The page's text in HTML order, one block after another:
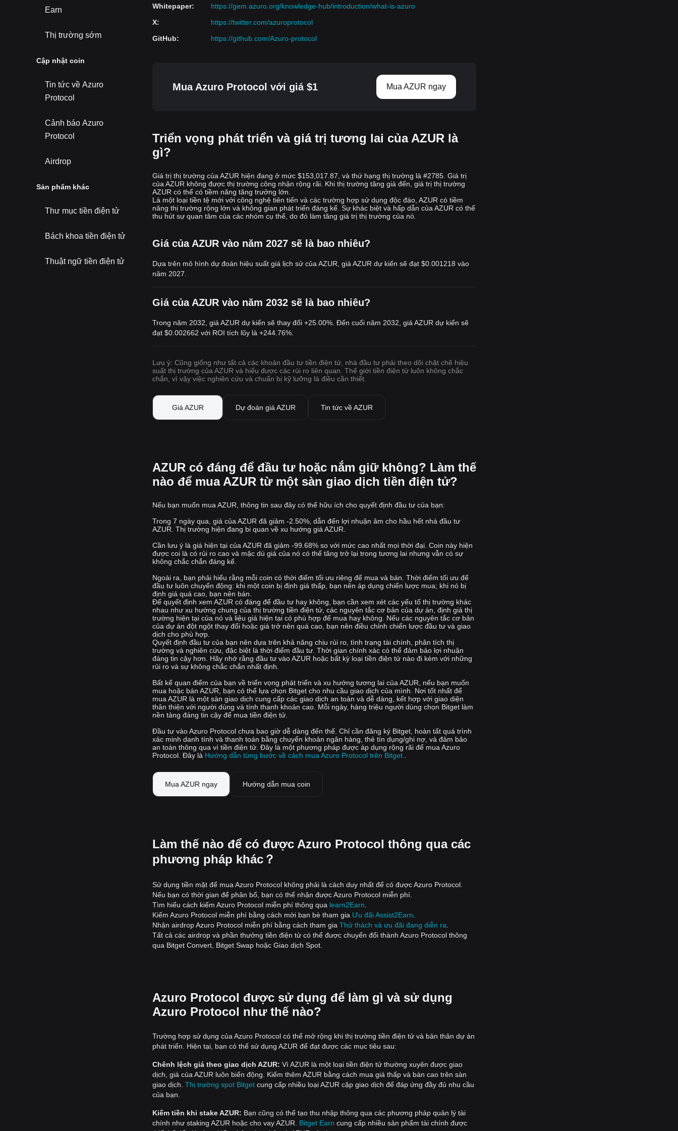
Earn
Thị trường sớm
Cập nhật coin
Tin tức về Azuro
Protocol
Cảnh báo Azuro
Protocol
Airdrop
Sản phẩm khác
Thư mục tiền điện tử
Bách khoa tiền điện tử
Thuật ngữ tiền điện tử
vào kết quả mà không cần nạp tiền vào nền tảng tập trung. Tiền
sự kiện được giải quyết.
4.Tỷ lệ cược và tăng cường: Tỷ lệ cược được tính toán động bằng
Bằng cách sử dụng hợp đồng thông minh và cơ chế tạo lập thị
trường tự động, Azuro đảm bảo rằng tất cả các giao dịch đều minh
Token AZUR là gì?
người tham gia, bao gồm nhà cung cấp thanh khoản, người đặt
cược, nhà cung cấp dữ liệu và nhà phát triển. Token AZUR rất cần
thiết cho việc quản trị phi tập trung của giao thức, cho phép người
nắm giữ bỏ phiếu về các quyết định quan trọng, đề xuất thay đổi và
ảnh hưởng đến hướng đi tương lai của nền tảng thông qua Azuro
Ngoài quản trị, token AZUR được sử dụng như một ưu đãi cho nhà
hoặc nắm giữ token AZUR, những người tham gia này có thể kiếm
được tạo ra bởi thị trường dự đoán trên Azuro.
Azuro DAO là gì?
DAO đảm bảo rằng giao thức vẫn được cộng đồng điều hành và các
quyết định được đưa ra một cách minh bạch, phi tập trung. Azuro
DAO quản lý:
về các đề xuất quản trị liên quan đến hoạt động của giao thức,
●
Quản lý ngân quỹ: Azuro DAO sẽ giám sát ngân quỹ của giao
thức, quyết định cách phân bổ và đầu tư quỹ để đảm bảo tính bền
vững lâu dài của dự án.
Bằng cách cho phép quản trị phi tập trung thông qua Azuro DAO,
thích của cộng đồng, đảm bảo thành công và tính bền vững lâu dài.
Whitepaper:
https://gem.azuro.org/knowledge-hub/introduction/what-is-azuro
X:
https://twitter.com/azuroprotocol
GitHub: https://github.com/Azuro-protocol
Mua Azuro Protocol với giá $1 Mua AZUR ngay
Triển vọng phát triển và giá trị tương lai của AZUR là
gì?
Giá trị thị trường của AZUR hiện đang ở mức $153,017.87, và thứ hạng thị trường là #2785. Giá trị
của AZUR không được thị trường công nhận rộng rãi. Khi thị trường tăng giá đến, giá trị thị trường
AZUR có thể có tiềm năng tăng trưởng lớn.
Là một loại tiền tệ mới với công nghệ tiên tiến và các trường hợp sử dụng độc đáo, AZUR có tiềm
năng thị trường rộng lớn và không gian phát triển đáng kể. Sự khác biệt và hấp dẫn của AZUR có thể
thu hút sự quan tâm của các nhóm cụ thể, do đó làm tăng giá trị thị trường của nó.
Giá của AZUR vào năm 2027 sẽ là bao nhiêu?
Dựa trên mô hình dự đoán hiệu suất giá lịch sử của AZUR, giá AZUR dự kiến sẽ đạt $0.001218 vào
năm 2027.
Giá của AZUR vào năm 2032 sẽ là bao nhiêu?
Trong năm 2032, giá AZUR dự kiến sẽ thay đổi +25.00%. Đến cuối năm 2032, giá AZUR dự kiến sẽ
đạt $0.002662 với ROI tích lũy là +244.76%.
Lưu ý: Cũng giống như tất cả các khoản đầu tư tiền điện tử, nhà đầu tư phải theo dõi chặt chẽ hiệu
suất thị trường của AZUR và hiểu được các rủi ro liên quan. Thế giới tiền điện tử luôn không chắc
chắn, vì vậy việc nghiên cứu và chuẩn bị kỹ lưỡng là điều cần thiết.
Giá AZUR Dự đoán giá AZUR Tin tức về AZUR
AZUR có đáng để đầu tư hoặc nắm giữ không? Làm thế
nào để mua AZUR từ một sàn giao dịch tiền điện tử?
Nếu bạn muốn mua AZUR, thông tin sau đây có thể hữu ích cho quyết định đầu tư của bạn:
Trong 7 ngày qua, giá của AZUR đã giảm -2.50%, dẫn đến lợi nhuận âm cho hầu hết nhà đầu tư
AZUR. Thị trường hiện đang bi quan về xu hướng giá AZUR.
Cần lưu ý là giá hiện tại của AZUR đã giảm -99.68% so với mức cao nhất mọi thời đại. Coin này hiện
được coi là có rủi ro cao và mặc dù giá của nó có thể tăng trở lại trong tương lai nhưng vẫn có sự
không chắc chắn đáng kể.
Ngoài ra, bạn phải hiểu rằng mỗi coin có thời điểm tối ưu riêng để mua và bán. Thời điểm tối ưu để
đầu tư luôn chuyển động: khi một coin bị định giá thấp, bạn nên áp dụng chiến lược mua; khi nó bị
định giá quá cao, bạn nên bán.
Để quyết định xem AZUR có đáng để đầu tư hay không, bạn cần xem xét các yếu tố thị trường khác
nhau như xu hướng chung của thị trường tiền điện tử, các nguyên tắc cơ bản của dự án, định giá thị
trường hiện tại của nó và liệu giá hiện tại có phù hợp để mua hay không. Nếu các nguyên tắc cơ bản
của dự án đột ngột thay đổi hoặc giá trở nên quá cao, bạn nên điều chỉnh chiến lược đầu tư và giao
dịch cho phù hợp.
Quyết định đầu tư của bạn nên dựa trên khả năng chịu rủi ro, tình trạng tài chính, phân tích thị
trường và nghiên cứu, đặc biệt là thời điểm đầu tư. Thời gian chính xác có thể đảm bảo lợi nhuận
đáng tin cậy hơn. Hãy nhớ rằng đầu tư vào AZUR hoặc bất kỳ loại tiền điện tử nào đi kèm với những
rủi ro và sự không chắc chắn nhất định.
Bất kể quan điểm của bạn về triển vọng phát triển và xu hướng tương lai của AZUR, nếu bạn muốn
mua hoặc bán AZUR, bạn có thể lựa chọn Bitget cho nhu cầu giao dịch của mình. Nơi tốt nhất để
mua AZUR là một sàn giao dịch cung cấp các giao dịch an toàn và dễ dàng, kết hợp với giao diện
thân thiện với người dùng và tính thanh khoản cao. Mỗi ngày, hàng triệu người dùng chọn Bitget làm
nền tảng đáng tin cậy để mua tiền điện tử.
Đầu tư vào Azuro Protocol chưa bao giờ dễ dàng đến thế. Chỉ cần đăng ký Bitget, hoàn tất quá trình
xác minh danh tính và thanh toán bằng chuyển khoản ngân hàng, thẻ tín dụng/ghi nợ, và đảm bảo
an toàn thông qua ví tiền điện tử. Đây là một phương pháp được áp dụng rộng rãi để mua Azuro
Protocol. Đây là Hướng dẫn từng bước về cách mua Azuro Protocol trên Bitget.
Mua AZUR ngay Hướng dẫn mua coin
Làm thế nào để có được Azuro Protocol thông qua các
phương pháp khác？
Sử dụng tiền mặt để mua Azuro Protocol không phải là cách duy nhất để có được Azuro Protocol.
Nếu bạn có thời gian để phân bổ, bạn có thể nhận được Azuro Protocol miễn phí.
Tìm hiểu cách kiếm Azuro Protocol miễn phí thông qua learn2Earn
Kiếm Azuro Protocol miễn phí bằng cách mời bạn bè tham gia Ưu đãi Assist2Earn
Nhận airdrop Azuro Protocol miễn phí bằng cách tham gia Thử thách và ưu đãi đang diễn ra
Tất cả các airdrop và phần thưởng tiền điện tử có thể được chuyển đổi thành Azuro Protocol thông
qua Bitget Convert, Bitget Swap hoặc Giao dịch Spot.
Azuro Protocol được sử dụng để làm gì và sử dụng
Azuro Protocol như thế nào?
Trường hợp sử dụng của Azuro Protocol có thể mở rộng khi thị trường tiền điện tử và bản thân dự án
phát triển. Hiện tại, bạn có thể sử dụng AZUR để đạt được các mục tiêu sau:
Chênh lệch giá theo giao dịch AZUR: Vì AZUR là một loại tiền điện tử thường xuyên được giao
dịch, giá của AZUR luôn biến động. Kiếm thêm AZUR bằng cách mua giá thấp và bán cao trên sàn
giao dịch. Thị trường spot Bitget cung cấp nhiều loại AZUR cặp giao dịch để đáp ứng đầy đủ nhu cầu
của bạn.
Kiếm tiền khi stake AZUR: Bạn cũng có thể tạo thu nhập thông qua các phương pháp quản lý tài
chính như staking AZUR hoặc cho vay AZUR. Bitget Earn cung cấp nhiều sản phẩm tài chính được